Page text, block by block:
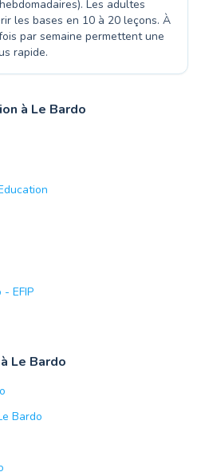
Les adultes
les bases en 10 à 20 leçons. À
par semaine permettent une
rapide.
à Le Bardo
EFIP
Le Bardo
Bardo